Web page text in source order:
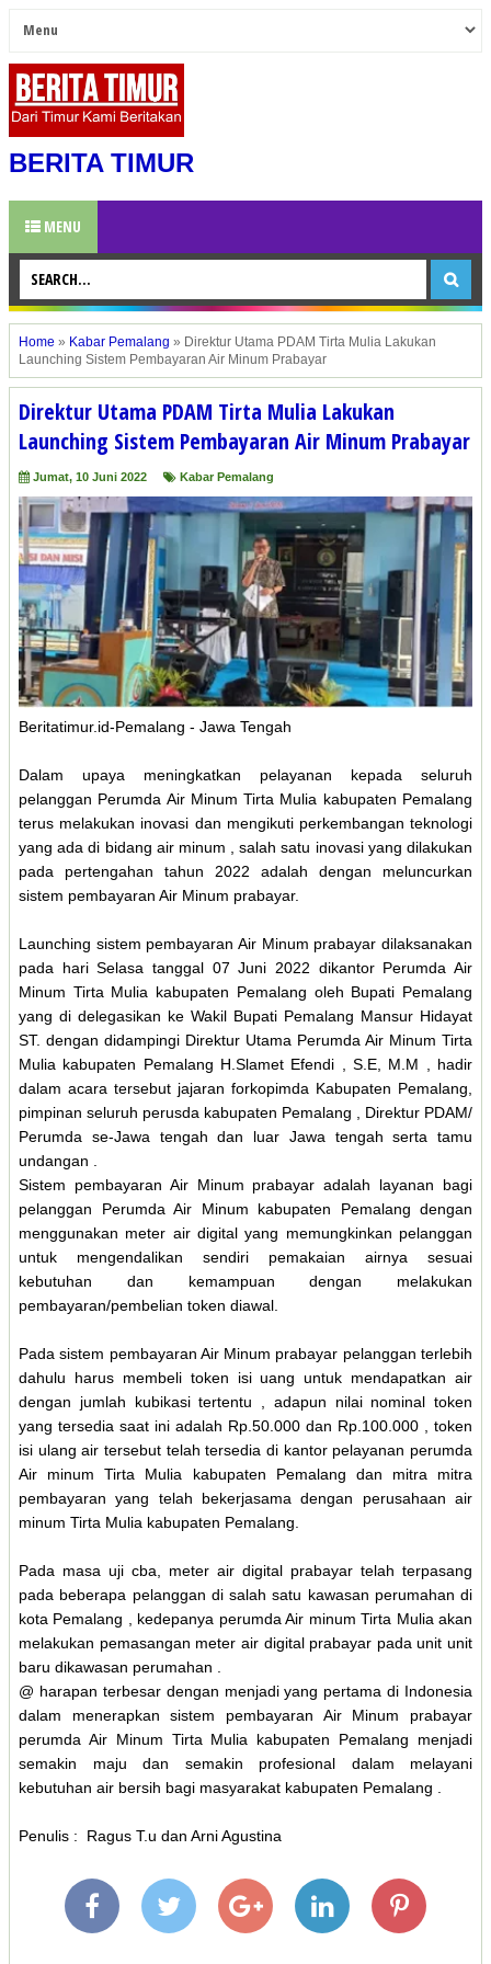
BERITA TIMUR
MENU
Home » Kabar Pemalang » Direktur Utama PDAM Tirta Mulia Lakukan
Launching Sistem Pembayaran Air Minum Prabayar
Direktur Utama PDAM Tirta Mulia Lakukan
Launching Sistem Pembayaran Air Minum Prabayar
Jumat, 10 Juni 2022 Kabar Pemalang
Beritatimur.id-Pemalang - Jawa Tengah
Dalam upaya meningkatkan pelayanan kepada seluruh
pelanggan Perumda Air Minum Tirta Mulia kabupaten Pemalang
terus melakukan inovasi dan mengikuti perkembangan teknologi
yang ada di bidang air minum , salah satu inovasi yang dilakukan
pada pertengahan tahun 2022 adalah dengan meluncurkan
sistem pembayaran Air Minum prabayar.
Launching sistem pembayaran Air Minum prabayar dilaksanakan
pada hari Selasa tanggal 07 Juni 2022 dikantor Perumda Air
Minum Tirta Mulia kabupaten Pemalang oleh Bupati Pemalang
yang di delegasikan ke Wakil Bupati Pemalang Mansur Hidayat
ST. dengan didampingi Direktur Utama Perumda Air Minum Tirta
Mulia kabupaten Pemalang H.Slamet Efendi , S.E, M.M , hadir
dalam acara tersebut jajaran forkopimda Kabupaten Pemalang,
pimpinan seluruh perusda kabupaten Pemalang , Direktur PDAM/
Perumda se-Jawa tengah dan luar Jawa tengah serta tamu
undangan .
Sistem pembayaran Air Minum prabayar adalah layanan bagi
pelanggan Perumda Air Minum kabupaten Pemalang dengan
menggunakan meter air digital yang memungkinkan pelanggan
untuk mengendalikan sendiri pemakaian airnya sesuai
kebutuhan dan kemampuan dengan melakukan
pembayaran/pembelian token diawal.
Pada sistem pembayaran Air Minum prabayar pelanggan terlebih
dahulu harus membeli token isi uang untuk mendapatkan air
dengan jumlah kubikasi tertentu , adapun nilai nominal token
yang tersedia saat ini adalah Rp.50.000 dan Rp.100.000 , token
isi ulang air tersebut telah tersedia di kantor pelayanan perumda
Air minum Tirta Mulia kabupaten Pemalang dan mitra mitra
pembayaran yang telah bekerjasama dengan perusahaan air
minum Tirta Mulia kabupaten Pemalang.
Pada masa uji cba, meter air digital prabayar telah terpasang
pada beberapa pelanggan di salah satu kawasan perumahan di
kota Pemalang , kedepanya perumda Air minum Tirta Mulia akan
melakukan pemasangan meter air digital prabayar pada unit unit
baru dikawasan perumahan .
@ harapan terbesar dengan menjadi yang pertama di Indonesia
dalam menerapkan sistem pembayaran Air Minum prabayar
perumda Air Minum Tirta Mulia kabupaten Pemalang menjadi
semakin maju dan semakin profesional dalam melayani
kebutuhan air bersih bagi masyarakat kabupaten Pemalang .
Penulis : Ragus T.u dan Arni Agustina